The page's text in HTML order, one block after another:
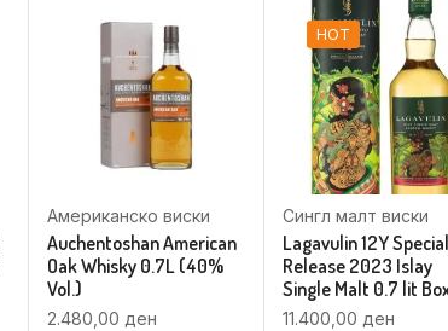
Американско виски
Auchentoshan American
Oak Whisky 0.7L (40%
Vol.)
2.480,00 ден
HOT
Сингл малт виски
Lagavulin 12Y
Release 2023 Islay
Single Malt 0.7 lit
11.400,00 ден